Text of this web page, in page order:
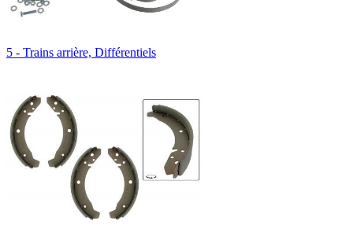
5 - Trains arrière, Différentiels